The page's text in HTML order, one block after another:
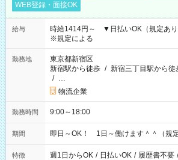
WEB登録・面接OK
給与
時給1414円～ ▼日払いOK（規定あ
※規定による
勤務地
東京都新宿区
新宿駅から徒歩 / 新宿三丁目駅から徒
/ …
物流企業
勤務時間 9:00～18:00
期間 即日～OK！ 1日～働けます＾＾（規定
特徴 週1日からOK / 日払いOK / 履歴書不要 /